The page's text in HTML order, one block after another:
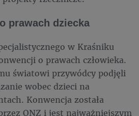
prawach dziecka
w Kraśniku
o prawach człowieka.
światowi przywódcy podjęli
wobec dzieci na
Konwencja została
ONZ i jest najważniejszym